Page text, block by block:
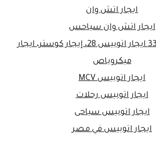
ايجار اتش وان
ايجار اتش وان سياحس
ايجار اتوبيس 33 ايجار اتوبيس 28، إيجار كوستر، ايجار
ميكروباص
ايجار اتوبيس MCV
ايجار اتوبيس رحلات
ايجار اتوبيس سياحى
ايجار اتوبيس في مصر